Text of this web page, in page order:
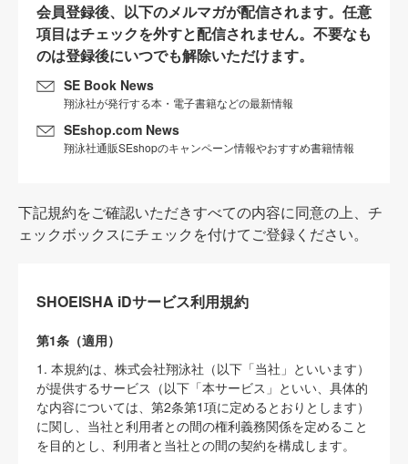
会員登録後、以下のメルマガが配信されます。任意
項目はチェックを外すと配信されません。不要なも
のは登録後にいつでも解除いただけます。
SE Book News
翔泳社が発行する本・電子書籍などの最新情報
SEshop.com News
翔泳社通販SEshopのキャンペーン情報やおすすめ書籍情報
下記規約をご確認いただきすべての内容に同意の上、チ
ェックボックスにチェックを付けてご登録ください。
SHOEISHA iDサービス利用規約
第1条（適用）
1. 本規約は、株式会社翔泳社（以下「当社」といいます）
が提供するサービス（以下「本サービス」といい、具体的
な内容については、第2条第1項に定めるとおりとします）
に関し、当社と利用者との間の権利義務関係を定めること
を目的とし、利用者と当社との間の契約を構成します。